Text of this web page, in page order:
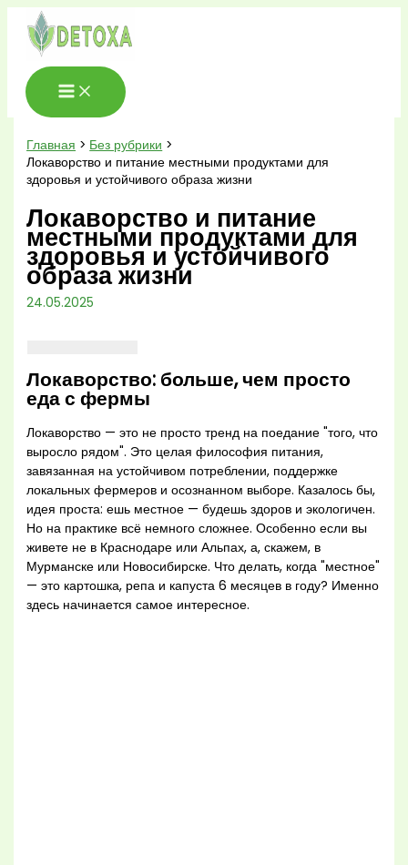
Перейти
содержимому
Главная
Без рубрики
Локаворство и питание местными продуктами для
здоровья и устойчивого образа жизни
Локаворство и питание
местными продуктами для
здоровья и устойчивого
образа жизни
24.05.2025
Локаворство: больше, чем просто
еда с фермы
Локаворство — это не просто тренд на поедание "того, что
выросло рядом". Это целая философия питания,
завязанная на устойчивом потреблении, поддержке
локальных фермеров и осознанном выборе. Казалось бы,
идея проста: ешь местное — будешь здоров и экологичен.
Но на практике всё немного сложнее. Особенно если вы
живете не в Краснодаре или Альпах, а, скажем, в
Мурманске или Новосибирске. Что делать, когда "местное"
— это картошка, репа и капуста 6 месяцев в году? Именно
здесь начинается самое интересное.